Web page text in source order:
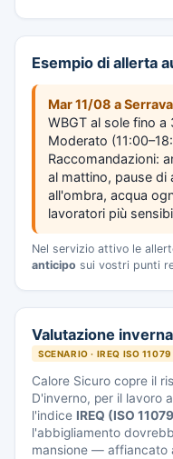
Esempio di allerta
Mar 11/08 a
WBGT al sole fino a
Moderato
Raccomandazioni:
al mattino, pause di
all'ombra, acqua
lavoratori più
Nel servizio attivo le
anticipo sui vostri punti
Valutazione
SCENARIO · IREQ ISO 11079
Calore Sicuro copre il
D'inverno, per il lavoro
l'indice IREQ (ISO
l'abbigliamento
mansione — affiancato